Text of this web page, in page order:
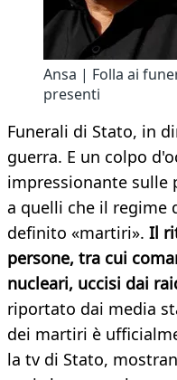
Ansa | Folla ai
presenti
Funerali di Stato, in
guerra. E un colpo
impressionante sulle
a quelli che il regime
definito «martiri». Il
persone, tra cui
nucleari, uccisi dai
riportato dai media
dei martiri è
la tv di Stato,